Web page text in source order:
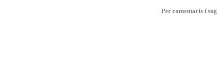
Per comentaris i